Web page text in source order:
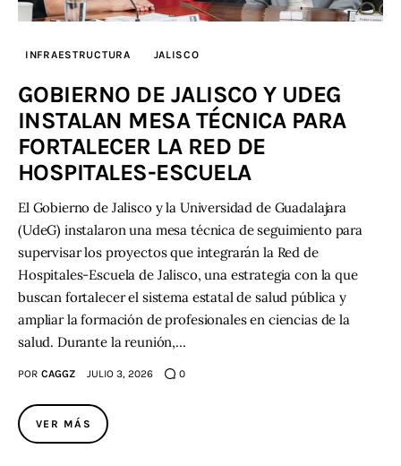
Jalisco RADIO / En Vivo
Contacto
INFRAESTRUCTURA JALISCO
GOBIERNO DE JALISCO Y UDEG
INSTALAN MESA TÉCNICA PARA
FORTALECER LA RED DE
HOSPITALES-ESCUELA
El Gobierno de Jalisco y la Universidad de Guadalajara
(UdeG) instalaron una mesa técnica de seguimiento para
supervisar los proyectos que integrarán la Red de
Hospitales-Escuela de Jalisco, una estrategia con la que
buscan fortalecer el sistema estatal de salud pública y
ampliar la formación de profesionales en ciencias de la
salud. Durante la reunión,…
POR CAGGZ JULIO 3, 2026 0
VER MÁS